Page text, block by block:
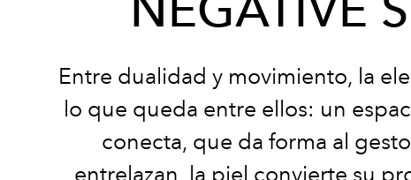
Entre dualidad y movimiento, la
lo que queda entre ellos: un
conecta, que da forma al
entrelazan, la piel convierte su